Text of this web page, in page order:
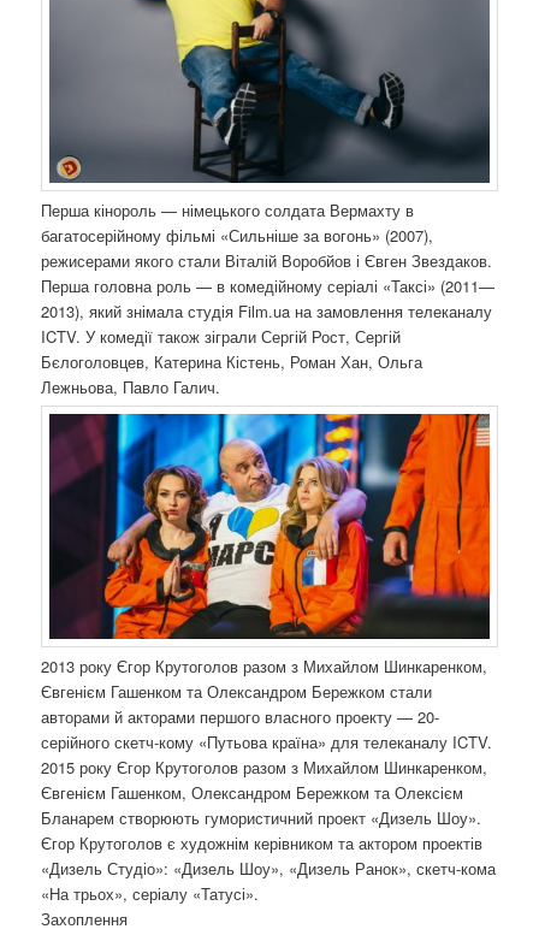
Перша кінороль — німецького солдата Вермахту в
багатосерійному фільмі «Сильніше за вогонь» (2007),
режисерами якого стали Віталій Воробйов і Євген Звездаков.
Перша головна роль — в комедійному серіалі «Таксі» (2011—
2013), який знімала студія Film.ua на замовлення телеканалу
ICTV. У комедії також зіграли Сергій Рост, Сергій
Бєлоголовцев, Катерина Кістень, Роман Хан, Ольга
Лежньова, Павло Галич.
2013 року Єгор Крутоголов разом з Михайлом Шинкаренком,
Євгенієм Гашенком та Олександром Бережком стали
авторами й акторами першого власного проекту — 20-
серійного скетч-кому «Путьова країна» для телеканалу ICTV.
2015 року Єгор Крутоголов разом з Михайлом Шинкаренком,
Євгенієм Гашенком, Олександром Бережком та Олексієм
Бланарем створюють гумористичний проект «Дизель Шоу».
Єгор Крутоголов є художнім керівником та актором проектів
«Дизель Студіо»: «Дизель Шоу», «Дизель Ранок», скетч-кома
«На трьох», серіалу «Татусі».
Захоплення